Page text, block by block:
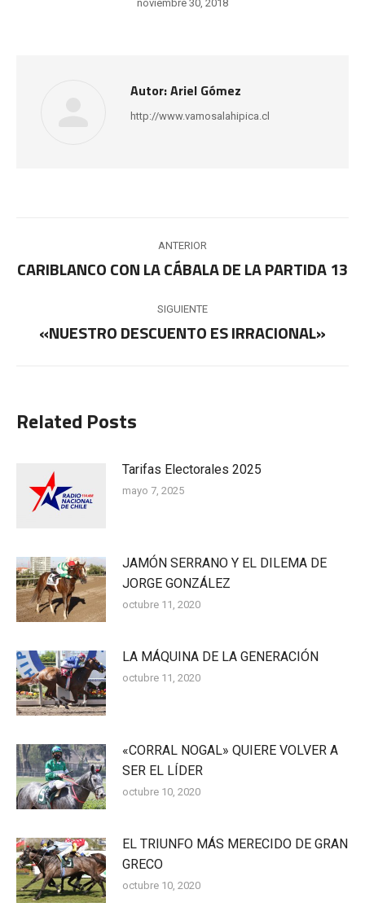
noviembre 30, 2018
Autor:Ariel Gómez
http://www.vamosalahipica.cl
entre
publicaciones
ANTERIOR
Publicación
CARIBLANCO CON LA CÁBALA DE LA PARTIDA 13
SIGUIENTE
Publicación
«NUESTRO DESCUENTO ES IRRACIONAL»
Related Posts
Tarifas Electorales 2025
mayo 7, 2025
JAMÓN SERRANO Y EL DILEMA DE
JORGE GONZÁLEZ
octubre 11, 2020
LA MÁQUINA DE LA GENERACIÓN
octubre 11, 2020
«CORRAL NOGAL» QUIERE VOLVER A
SER EL LÍDER
octubre 10, 2020
EL TRIUNFO MÁS MERECIDO DE GRAN
GRECO
octubre 10, 2020